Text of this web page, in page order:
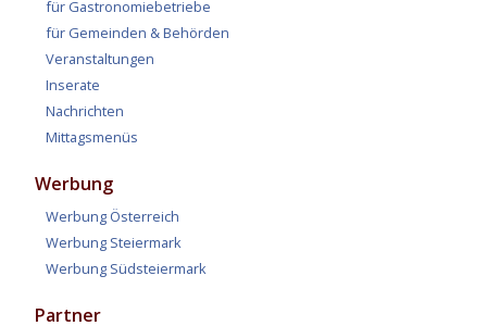
für Gastronomiebetriebe
für Gemeinden & Behörden
Veranstaltungen
Inserate
Nachrichten
Mittagsmenüs
Werbung
Werbung Österreich
Werbung Steiermark
Werbung Südsteiermark
Partner